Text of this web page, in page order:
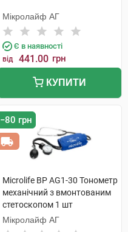
Мікролайф AГ
Є в наявності
від 441.00 грн
КУПИТИ
−80 грн
Microlife BP AG1-30 Тонометр
механічний з вмонтованим
стетоскопом 1 шт
Мікролайф AГ